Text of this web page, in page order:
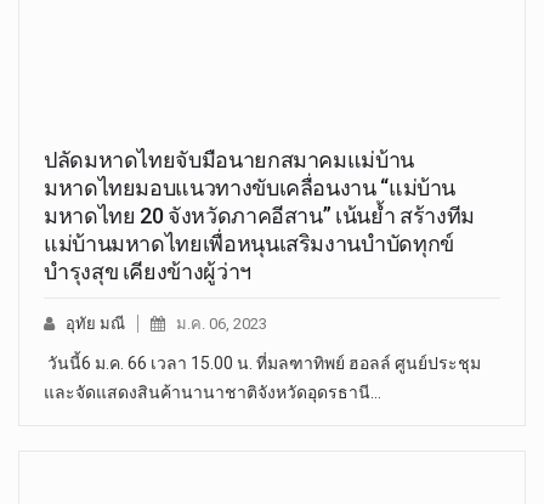
ปลัดมหาดไทยจับมือนายกสมาคมแม่บ้าน
มหาดไทยมอบแนวทางขับเคลื่อนงาน “แม่บ้าน
มหาดไทย 20 จังหวัดภาคอีสาน” เน้นย้ำ สร้างทีม
แม่บ้านมหาดไทยเพื่อหนุนเสริมงานบำบัดทุกข์
บำรุงสุข เคียงข้างผู้ว่าฯ
อุทัย มณี ม.ค. 06, 2023
วันนี้6 ม.ค. 66 เวลา 15.00 น. ที่มลฑาทิพย์ ฮอลล์ ศูนย์ประชุม
และจัดแสดงสินค้านานาชาติจังหวัดอุดรธานี…